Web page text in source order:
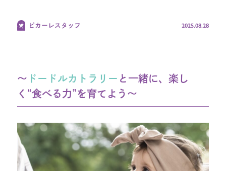
ブランド別
よくある質問
ピカーレスタッフ 2025.08.28
〜 ドードルカトラリー と一緒に、楽し
く“食べる力”を育てよう〜